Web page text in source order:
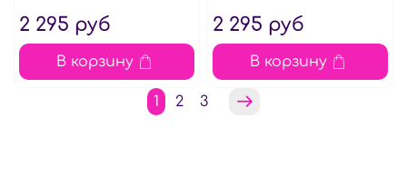
2 295 руб
В корзину
2 295 руб
В корзину
1 2 3